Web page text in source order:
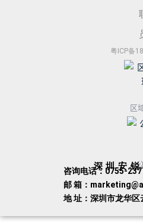
粤ICP备
区
深圳安
咨询电话：0755-
邮 箱：
地 址：深圳市龙华